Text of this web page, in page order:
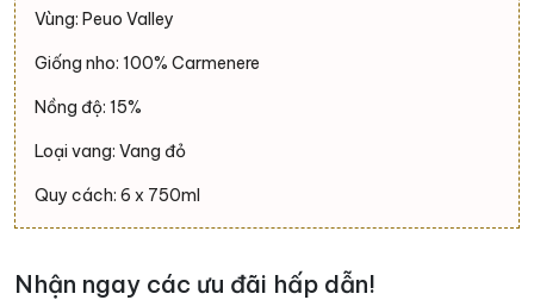
Vùng: Peuo Valley
Giống nho: 100% Carmenere
Nồng độ: 15%
Loại vang: Vang đỏ
Quy cách: 6 x 750ml
Nhận ngay các ưu đãi hấp dẫn!